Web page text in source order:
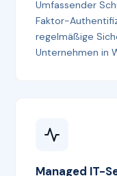
Umfassender
Faktor-
regelmäßige
Unternehmen in
Managed IT-